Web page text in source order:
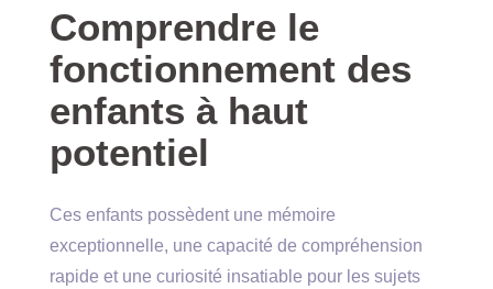
Comprendre le
fonctionnement des
enfants à haut
potentiel
Ces enfants possèdent une mémoire
exceptionnelle, une capacité de compréhension
rapide et une curiosité insatiable pour les sujets